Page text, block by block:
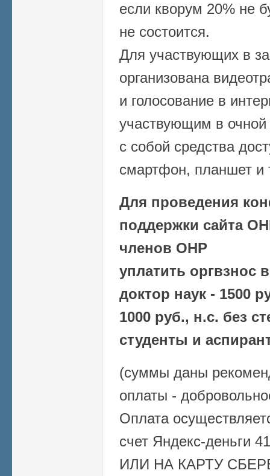
если кворум 20% не
не состоится.
Для участвующих в
организована
и голосование в
участвующим в
с собой средства
смартфон, планшет и
Для проведения
поддержки сайта
членов ОНР
уплатить оргвзнос
доктор наук - 1500
1000 руб., н.с. без
студенты и
(суммы даны
оплаты -
Оплата
счет Яндекс-деньги
ИЛИ НА КАРТУ